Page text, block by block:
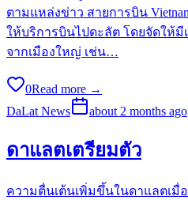
ตามแหล่งข่าว สายการบิน
ให้บริการบินไปดะลัต โดยจัดให้มี
จากเมืองใหญ่ เช่น…
0Read more →
DaLat News
about 2 months ago
ดาแลตเตรียมตัว
ความตื่นเต้นเพิ่มขึ้นในดาแลตเมื่